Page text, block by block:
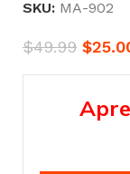
SKU: MA-902
$49.99 $